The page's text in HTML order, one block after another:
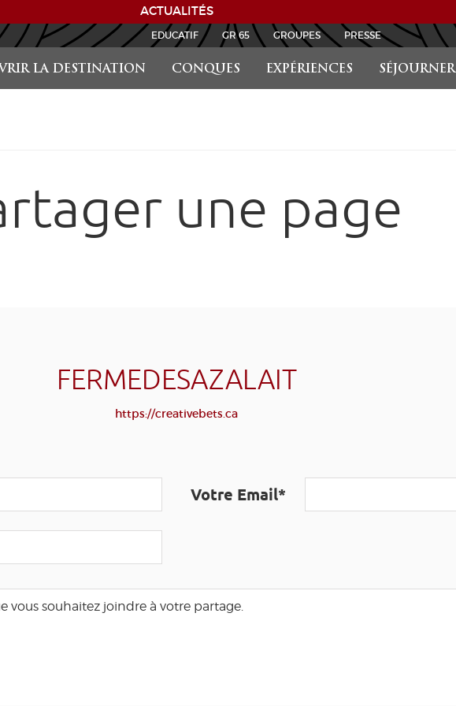
ACTUALITÉS
LA DESTINATION CONQUES EXPÉRIENCES SÉJOURNER
EDUCATIF GR 65 GROUPES PRESSE
une page
FERMEDESAZALAIT
https://creativebets.ca
Votre Email*